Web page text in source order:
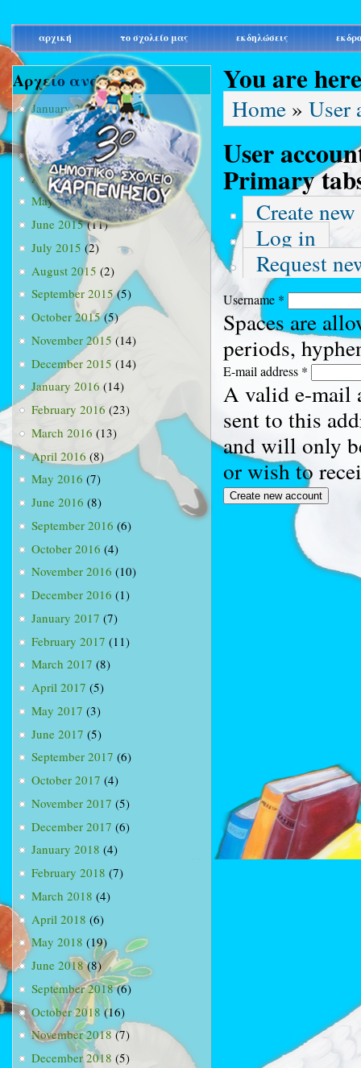
main_menu
αρχική το σχολείο μας εκδηλώσεις
Αρχείο ανά μήνα
January 2015(3)
February 2015(9)
March 2015(34)
April 2015(15)
May 2015(13)
June 2015(11)
July 2015 (2)
August 2015 (2)
September 2015(5)
October 2015(5)
November 2015 (14)
December 2015 (14)
January 2016 (14)
February 2016 (23)
March 2016 (13)
April 2016 (8)
May 2016 (7)
June 2016 (8)
September 2016 (6)
October 2016 (4)
November 2016 (10)
December 2016 (1)
January 2017 (7)
February 2017 (11)
March 2017 (8)
April 2017 (5)
May 2017 (3)
June 2017 (5)
September 2017 (6)
October 2017 (4)
November 2017 (5)
December 2017 (6)
January 2018 (4)
February 2018 (7)
March 2018 (4)
April 2018 (6)
May 2018 (19)
June 2018(8)
September 2018(6)
October 2018(16)
November 2018(7)
December 2018 (5)
You are here
Home » User
User
Primary
Create
Log in
Request
Username *
Spaces are
periods,
E-mail address *
A valid e-mail
sent to this
and will only
or wish to